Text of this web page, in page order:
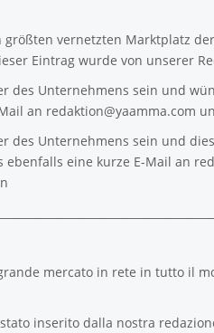
größten vernetzten Marktplatz
Eintrag wurde von unserer
des Unternehmens sein und
an redaktion@yaamma.com
des Unternehmens sein und
ebenfalls eine kurze E-Mail an
mercato in rete in tutto il
inserito dalla nostra